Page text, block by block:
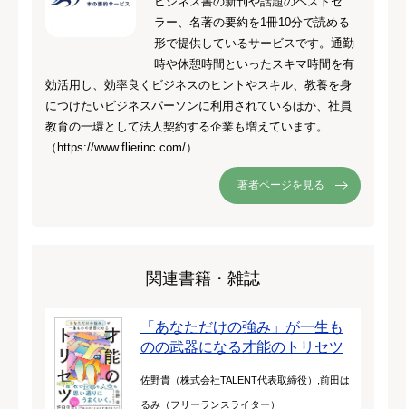
ラー、名著の要約を1冊10分で読める
形で提供しているサービスです。通勤
時や休憩時間といったスキマ時間を有
効活用し、効率良くビジネスのヒントやスキル、教養を身
につけたいビジネスパーソンに利用されているほか、社員
教育の一環として法人契約する企業も増えています。
（https://www.flierinc.com/）
著者ページを見る
関連書籍・雑誌
「あなただけの強み」が一生も
のの武器になる才能のトリセツ
佐野貴（株式会社TALENT代表取締役）,前田は
るみ（フリーランスライター）